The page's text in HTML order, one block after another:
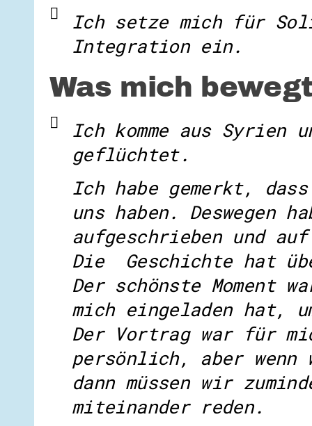
Ich setze mich für
Integration ein.
Was mich
Ich komme aus Syrien
geflüchtet.
Ich habe gemerkt,
uns haben. Deswegen
aufgeschrieben und
Die Geschichte hat
Der schönste Moment
mich eingeladen hat,
Der Vortrag war für
persönlich, aber wenn
dann müssen wir
miteinander reden.